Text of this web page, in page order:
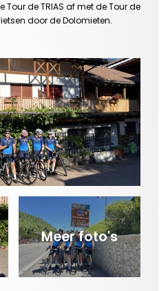
Tour de TRIAS af met de Tour de
door de Dolomieten.
Meer foto's